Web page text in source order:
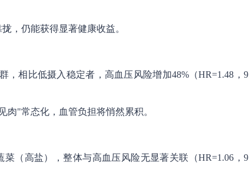
，仍能获得显著健康收益。
相比低摄入稳定者，高血压风险增加48%（HR=1.48，9
"常态化，血管负担将悄然累积。
（高盐），整体与高血压风险无显著关联（HR=1.06，9